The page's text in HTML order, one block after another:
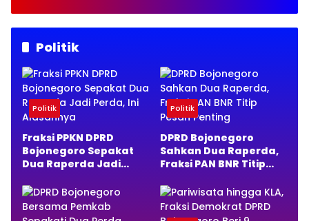
Ekstasi Disita
Damkarmat Pastikan
Tak Ada Korban Jiwa
Politik
Politik
Fraksi PPKN DPRD
Bojonegoro Sepakat
Dua Raperda Jadi
Politik
DPRD Bojonegoro
Sahkan Dua Raperda,
Fraksi PAN BNR Titip